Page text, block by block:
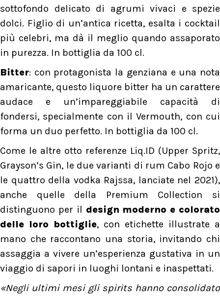
sottofondo delicato di agrumi vivaci e spezie
dolci. Figlio di un’antica ricetta, esalta i cocktail
più celebri, ma dà il meglio quando assaporato
in purezza. In bottiglia da 100 cl.
Bitter: con protagonista la genziana e una nota
amaricante, questo liquore bitter ha un carattere
audace e un’impareggiabile capacità di
fondersi, specialmente con il Vermouth, con cui
forma un duo perfetto. In bottiglia da 100 cl.
Come le altre otto referenze Liq.ID (Upper Spritz,
Grayson’s Gin, le due varianti di rum Cabo Rojo e
le quattro della vodka Rajssa, lanciate nel 2021),
anche quelle della Premium Collection si
distinguono per il design moderno e colorato
delle loro bottiglie, con etichette illustrate a
mano che raccontano una storia, invitando chi
assaggia a vivere un’esperienza gustativa in un
viaggio di sapori in luoghi lontani e inaspettati.
«Negli ultimi mesi gli spirits hanno consolidato